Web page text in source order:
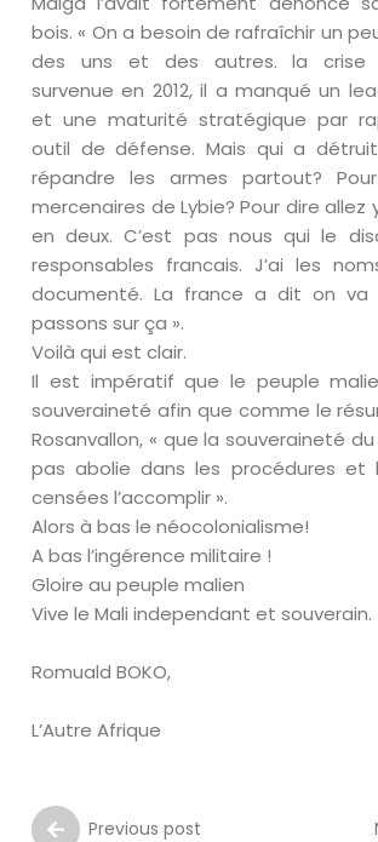
bois. « On a besoin de rafraîchir un
des uns et des autres. la crise
survenue en 2012, il a manqué un
et une maturité stratégique par
outil de défense. Mais qui a
répandre les armes partout?
mercenaires de Lybie? Pour dire allez
en deux. C’est pas nous qui le
responsables francais. J’ai les
documenté. La france a dit on va
passons sur ça ».
Voilà qui est clair.
Il est impératif que le peuple
souveraineté afin que comme le
Rosanvallon, « que la souveraineté
pas abolie dans les procédures et
censées l’accomplir ».
Alors à bas le néocolonialisme!
A bas l’ingérence militaire !
Gloire au peuple malien
Vive le Mali independant et souverain.
Romuald BOKO,
L’Autre Afrique
Previous post